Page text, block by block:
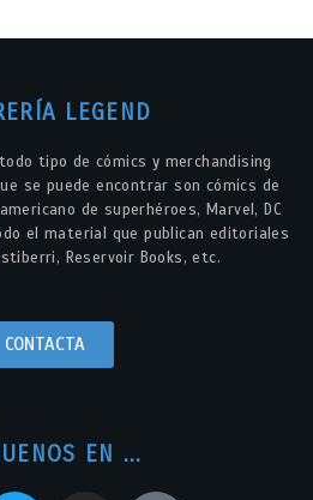
LEGEND
tipo de cómics y merchandising
se puede encontrar son cómics de
de superhéroes, Marvel, DC
el material que publican editoriales
Reservoir Books, etc.
CONTACTA
EN ...